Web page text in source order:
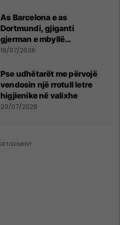
As Barcelona e as
Dortmundi, gjiganti
gjerman e mbyllë
marrëveshjen për Fisnik
19/07/2026
Pse udhëtarët me përvojë
vendosin një rrotull letre
higjienike në valixhe
20/07/2026